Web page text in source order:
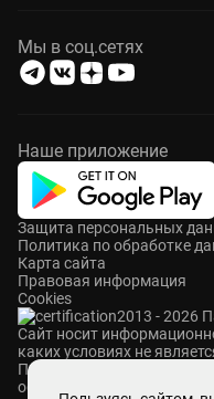
Мы в соц.сетях
Наше приложение
2013 - 2026
Cайт носит
каких условиях не
Защита персональных
Политика по обработке
Карта сайта
Правовая информация
Cookies
ПАНАВТО — сеть
осуществляем продажу и